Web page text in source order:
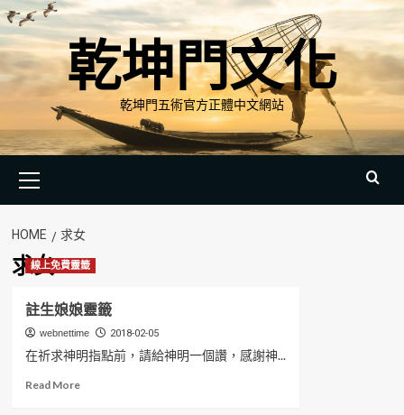
Skip
to
content
乾坤門文化
乾坤門五術官方正體中文網站
Menu
HOME 求女
求女
線上免費靈籤
註生娘娘靈籤
webnettime 2018-02-05
在祈求神明指點前，請給神明一個讚，感謝神...
Read MoreRead